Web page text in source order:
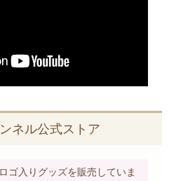
ネル公式ストア
ゴ入りグッズを販売していま